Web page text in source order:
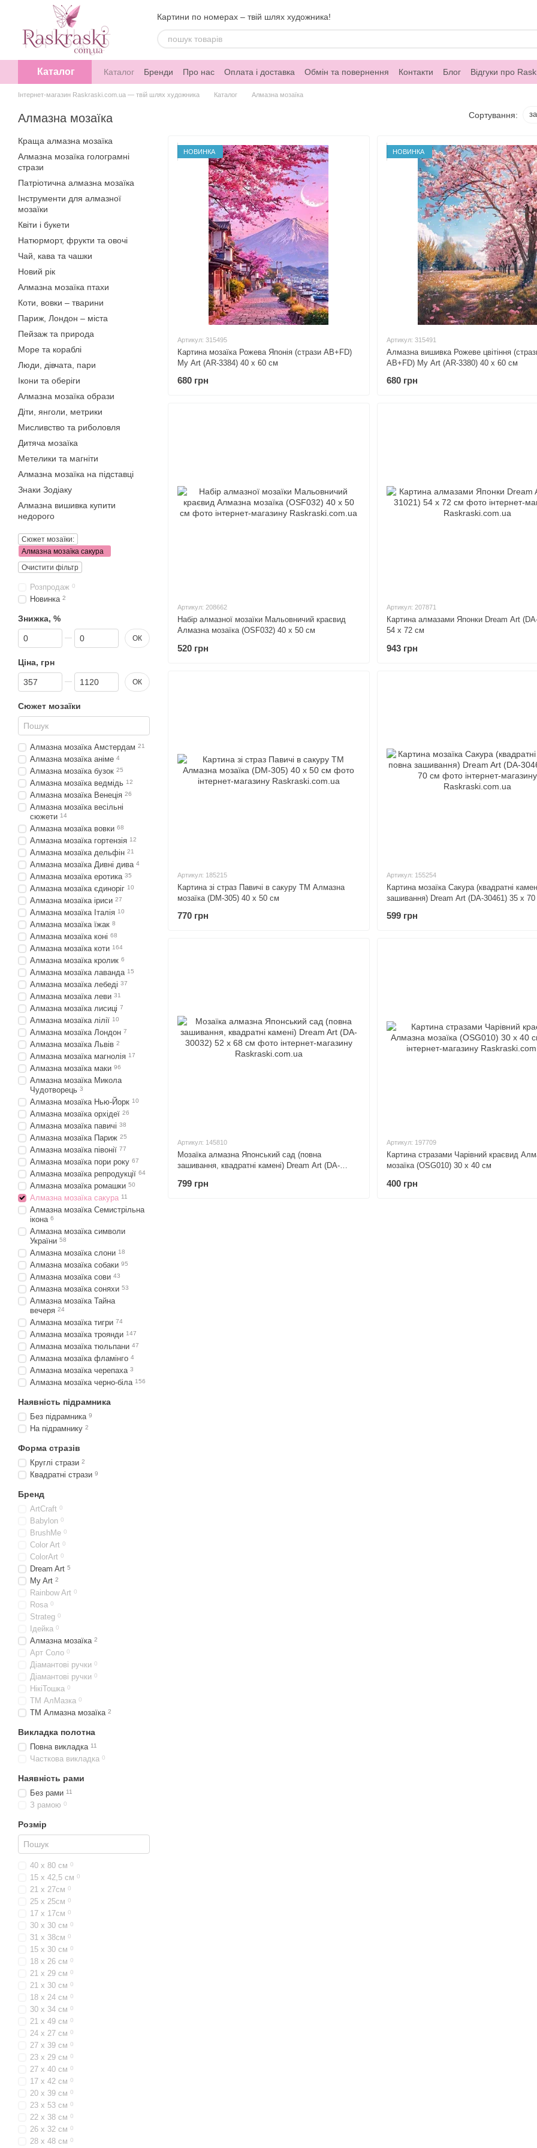
Перейти до основного контенту
Картини по номерах – твій шлях художника!
Каталог Каталог Бренди Про нас Оплата і доставка Обмін та повернення Контакти Блог Відгуки про
Інтернет-магазин Raskraski.com.ua — твій шлях художника Каталог Алмазна мозаїка
Алмазна мозаїка Сортування:
НОВИНКА
Артикул: 315495
Картина мозаїка Рожева Японія (стрази AB+FD)
My Art (AR-3384) 40 х 60 см
680 грн
НОВИНКА
Артикул: 315491
Алмазна вишивка Рожеве цвітіння
AB+FD) My Art (AR-3380) 40 х 60 см
680 грн
Артикул: 208662
Набір алмазної мозаїки Мальовничий краєвид
Алмазна мозаїка (OSF032) 40 х 50 см
520 грн
Артикул: 207871
Картина алмазами Японки Dream Art
54 x 72 см
943 грн
Артикул: 185215
Картина зі страз Павичі в сакуру ТМ Алмазна
мозаїка (DM-305) 40 х 50 см
770 грн
Артикул: 155254
Картина мозаїка Сакура (квадратні
зашивання) Dream Art (DA-30461) 35 х
599 грн
Артикул: 145810
Мозаїка алмазна Японський сад (повна
зашивання, квадратні камені) Dream Art (DA-
799 грн
Артикул: 197709
Картина стразами Чарівний краєвид
мозаїка (OSG010) 30 х 40 см
400 грн
Краща алмазна мозаїка
Алмазна мозаїка голограмні
стрази
Патріотична алмазна мозаїка
Інструменти для алмазної
мозаїки
Квіти і букети
Натюрморт, фрукти та овочі
Чай, кава та чашки
Новий рік
Алмазна мозаїка птахи
Коти, вовки – тварини
Париж, Лондон – міста
Пейзаж та природа
Море та кораблі
Люди, дівчата, пари
Ікони та оберіги
Алмазна мозаїка образи
Діти, янголи, метрики
Мисливство та риболовля
Дитяча мозаїка
Метелики та магніти
Алмазна мозаїка на підставці
Знаки Зодіаку
Алмазна вишивка купити
недорого
Сюжет мозаїки:
Алмазна мозаїка сакура
Очистити фільтр
Розпродаж 0
Новинка 2
Знижка, %
Від Знижка, %
До Знижка, % ОК
Ціна, грн
Від Ціна, грн
До Ціна, грн ОК
Сюжет мозаїки
Алмазна мозаїка Амстердам 21
Алмазна мозаїка аніме 4
Алмазна мозаїка бузок 25
Алмазна мозаїка ведмідь 12
Алмазна мозаїка Венеція 26
Алмазна мозаїка весільні
сюжети 14
Алмазна мозаїка вовки 68
Алмазна мозаїка гортензія 12
Алмазна мозаїка дельфін 21
Алмазна мозаїка Дивні дива 4
Алмазна мозаїка еротика 35
Алмазна мозаїка єдиноріг 10
Алмазна мозаїка іриси 27
Алмазна мозаїка Італія 10
Алмазна мозаїка їжак 8
Алмазна мозаїка коні 68
Алмазна мозаїка коти 164
Алмазна мозаїка кролик 6
Алмазна мозаїка лаванда 15
Алмазна мозаїка лебеді 37
Алмазна мозаїка леви 31
Алмазна мозаїка лисиці 7
Алмазна мозаїка лілії 10
Алмазна мозаїка Лондон 7
Алмазна мозаїка Львів 2
Алмазна мозаїка магнолія 17
Алмазна мозаїка маки 96
Алмазна мозаїка Микола
Чудотворець 3
Алмазна мозаїка Нью-Йорк 10
Алмазна мозаїка орхідеї 26
Алмазна мозаїка павичі 38
Алмазна мозаїка Париж 25
Алмазна мозаїка півонії 77
Алмазна мозаїка пори року 67
Алмазна мозаїка репродукції 64
Алмазна мозаїка ромашки 50
Алмазна мозаїка сакура 11
Алмазна мозаїка Семистрільна
ікона 6
Алмазна мозаїка символи
України 58
Алмазна мозаїка слони 18
Алмазна мозаїка собаки 95
Алмазна мозаїка сови 43
Алмазна мозаїка соняхи 53
Алмазна мозаїка Тайна
вечеря 24
Алмазна мозаїка тигри 74
Алмазна мозаїка троянди 147
Алмазна мозаїка тюльпани 47
Алмазна мозаїка фламінго 4
Алмазна мозаїка черепаха 3
Алмазна мозаїка черно-біла 156
Наявність підрамника
Без підрамника 9
На підрамнику 2
Форма стразів
Круглі стрази 2
Квадратні стрази 9
Бренд
ArtCraft 0
Babylon 0
BrushMe 0
Color Art 0
ColorArt 0
Dream Art 5
My Art 2
Rainbow Art 0
Rosa 0
Strateg 0
Ідейка 0
Алмазна мозаїка 2
Арт Соло 0
Діамантові ручки 0
Діамантові ручки 0
НікіТошка 0
ТМ АлМазка 0
ТМ Алмазна мозаїка 2
Викладка полотна
Повна викладка 11
Часткова викладка 0
Наявність рами
Без рами 11
З рамою 0
Розмір
40 х 80 см 0
15 х 42,5 см 0
21 х 27см 0
25 х 25см 0
17 х 17см 0
30 x 30 см 0
31 x 38см 0
15 х 30 см 0
18 х 26 см 0
21 х 29 см 0
21 х 30 см 0
18 х 24 см 0
30 х 34 см 0
21 х 49 см 0
24 х 27 см 0
27 х 39 см 0
23 х 29 см 0
27 х 40 см 0
17 х 42 см 0
20 х 39 см 0
23 х 53 см 0
22 х 38 см 0
26 х 32 см 0
28 х 48 см 0